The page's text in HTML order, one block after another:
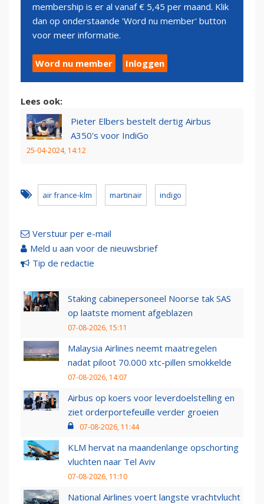
membership is er al vanaf € 5,45 per maand. Klik
dan op onderstaande 'Word nu member' button
voor meer informatie.
Word nu member Inloggen
Lees ook:
Pieter Elbers bestelt dertig Airbus
A350's voor IndiGo
25-04-2024, 14:12
air france-klm martinair indigo
Verstuur per e-mail
Meld u aan voor de nieuwsbrief
Tip de redactie
Staking cabinepersoneel Noorse tak SAS
op laatste moment afgeblazen
07-08-2026, 15:11
Malaysia Airlines neemt maatregelen
nadat piloot 70.000 xtc-pillen smokkelde
07-08-2026, 14:07
Airbus op koers voor leverdoelstelling en
ziet orderportefeuille verder groeien
07-08-2026, 11:44
KLM hervat na maandenlange opschorting
vluchten naar Tel Aviv
07-08-2026, 11:10
National Airlines voert langste vrachtvlucht